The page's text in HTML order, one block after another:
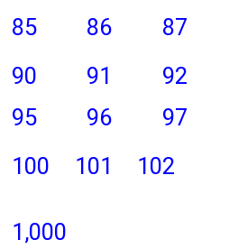
85
86 87
90
91 92
95
96 97
100
101 102
1,000